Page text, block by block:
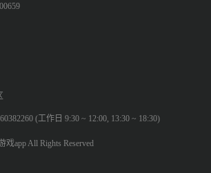
(工作日 9:30 ~ 12:00, 13:30 ~ 18:30)
app All Rights Reserved